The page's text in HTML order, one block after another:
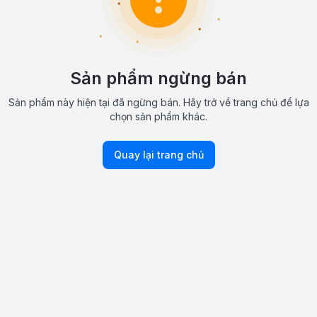
Sản phẩm ngừng bán
Sản phẩm này hiện tại đã ngừng bán. Hãy trở về trang chủ để lựa
chọn sản phẩm khác.
Quay lại trang chủ